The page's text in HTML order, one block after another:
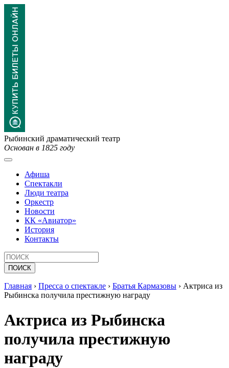
Рыбинский драматический театр
Основан в 1825 году
Афиша
Спектакли
Люди театра
Оркестр
Новости
КК «Авиатор»
История
Контакты
Главная › Пресса о спектакле › Братья Кармазовы › Актриса из
Рыбинска получила престижную награду
Актриса из Рыбинска
получила престижную
награду